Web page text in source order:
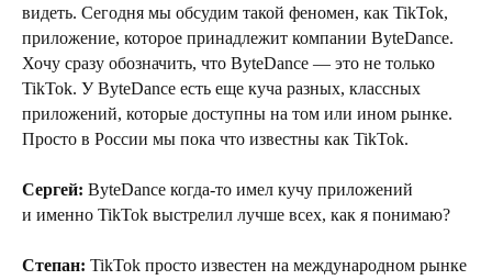
видеть. Сегодня мы обсудим такой феномен, как TikTok,
приложение, которое принадлежит компании ByteDance.
Хочу сразу обозначить, что ByteDance — это не только
TikTok. У ByteDance есть еще куча разных, классных
приложений, которые доступны на том или ином рынке.
Просто в России мы пока что известны как TikTok.
Сергей: ByteDance когда-то имел кучу приложений
и именно TikTok выстрелил лучше всех, как я понимаю?
Степан: TikTok просто известен на международном рынке